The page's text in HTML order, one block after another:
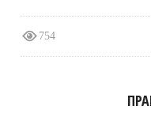
Авіація і космонавтика
754